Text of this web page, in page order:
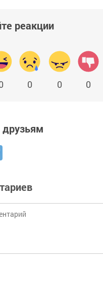
реакции
0 0 0